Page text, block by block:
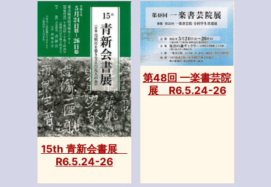
15th 青新会書展
R6.5.24-26
第48回 一楽書芸院
展 R6.5.24-26